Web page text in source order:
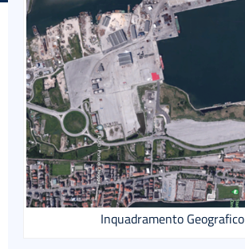
English
Inquadramento Geografico